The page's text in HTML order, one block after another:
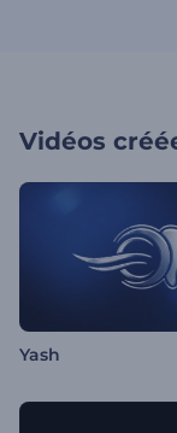
Vidéos
Yash